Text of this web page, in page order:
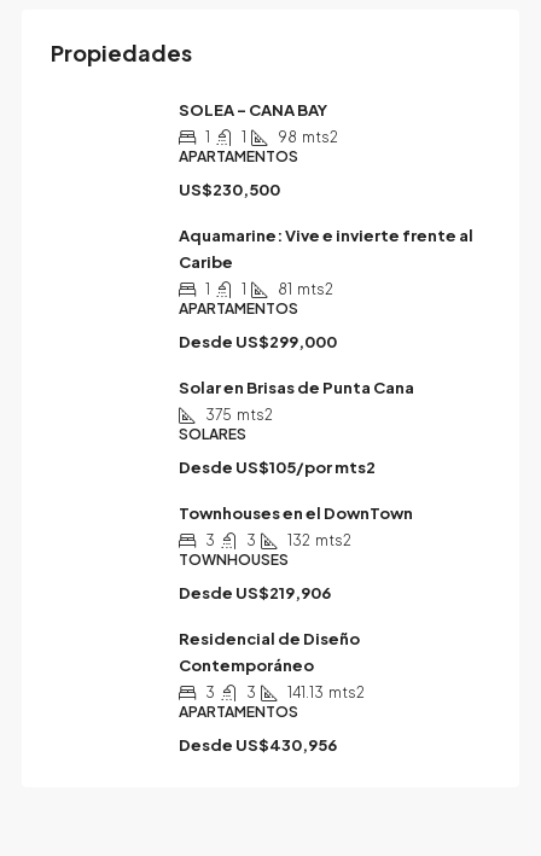
Propiedades
SOLEA – CANA BAY
1 1 98 mts2
APARTAMENTOS
US$230,500
Aquamarine: Vive e invierte frente al
Caribe
1 1 81 mts2
APARTAMENTOS
Desde US$299,000
Solar en Brisas de Punta Cana
375 mts2
SOLARES
Desde US$105/por mts2
Townhouses en el DownTown
3 3 132 mts2
TOWNHOUSES
Desde US$219,906
Residencial de Diseño
Contemporáneo
3 3 141.13 mts2
APARTAMENTOS
Desde US$430,956